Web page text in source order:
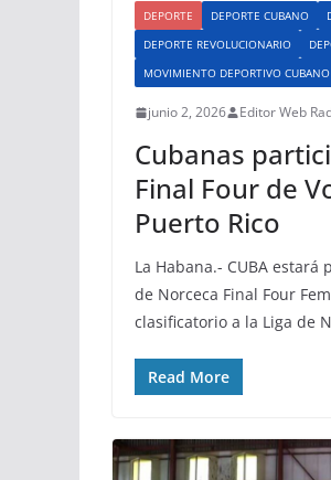
DEPORTE DEPORTE CUBANO
DEPORTE REVOLUCIONARIO
MOVIMIENTO DEPORTIVO CUBANO
junio 2, 2026 Editor Web
Cubanas
Final Four de
Puerto Rico
La Habana.- CUBA estará
de Norceca Final Four
clasificatorio a la Liga de
Read More